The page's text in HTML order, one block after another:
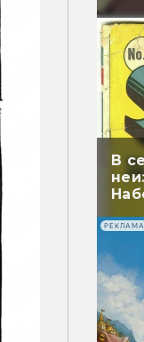
В
РЕКЛАМА